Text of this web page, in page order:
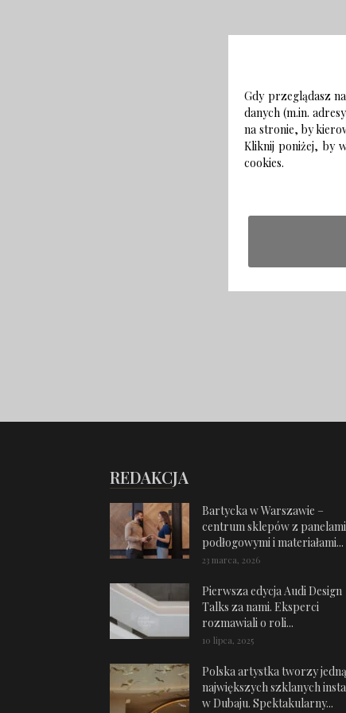
REDAKCJA
Bartycka w Warszawie –
centrum sklepów z panelami
podłogowymi i materiałami...
23 marca, 2026
Pierwsza edycja Audi Design
Talks za nami. Eksperci
rozmawiali o roli...
10 lipca, 2025
Polska artystka tworzy
największych szklanych
w Dubaju. Spektakularny...
Gdy przeglądasz
danych (m.in.
na stronie, by
Kliknij poniżej, by
cookies.